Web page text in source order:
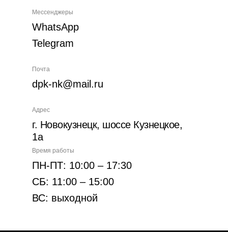
Мессенджеры
WhatsApp
Telegram
Почта
dpk-nk@mail.ru
Время работы
ПН-ПТ: 10:00 – 17:30
СБ: 11:00 – 15:00
ВС: выходной
Адрес
г. Новокузнецк, шоссе Кузнецкое,
1а